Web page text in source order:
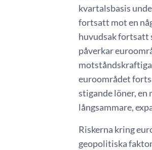
kvartalsbasis
fortsatt mot en
huvudsak fortsatt
påverkar
euroområdet
stigande löner, en
långsammare,
Riskerna kring
geopolitiska